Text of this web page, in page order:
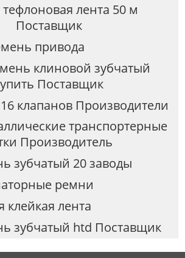
тефлоновая лента 50 м
Поставщик
привода
клиновой зубчатый
Поставщик
клапанов Производители
транспортерные
Производитель
зубчатый 20 заводы
ремни
клейкая лента
зубчатый htd Поставщик